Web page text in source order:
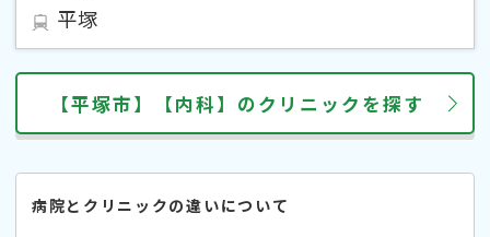
平塚
【平塚市】【内科】のクリニックを探す
病院とクリニックの違いについて